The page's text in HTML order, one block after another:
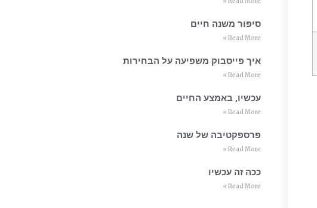
סיפור משנה חיים
Read More »
איך פייסבוק משפיעה על הבחירות
Read More »
עכשיו, באמצע החיים
Read More »
פרספקטיבה של שנה
Read More »
ככה זה עכשיו
Read More »